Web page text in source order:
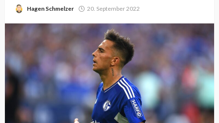
Hagen Schmelzer 20. September 2022